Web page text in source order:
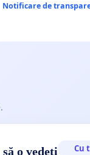
Notificare de
o vedeți Cu